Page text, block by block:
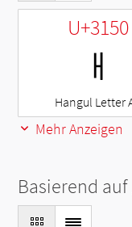
U+3150
ㅐ
Hangul Letter
Mehr Anzeigen
Basierend auf